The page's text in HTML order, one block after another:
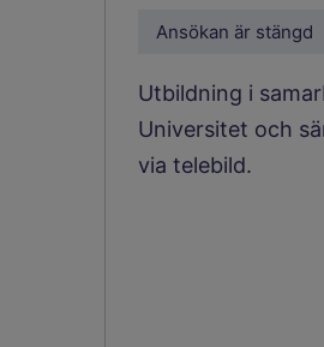
Ansökan är stängd
Utbildning i
Universitet och
via telebild.